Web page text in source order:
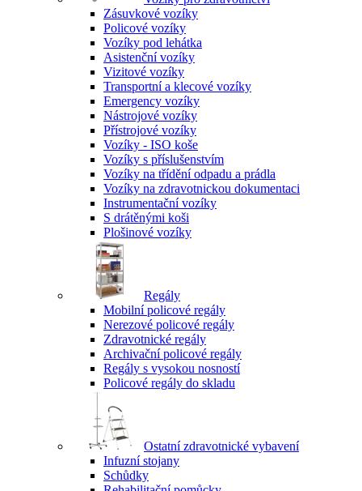
Zásuvkové vozíky
Policové vozíky
Vozíky pod lehátka
Asistenční vozíky
Vizitové vozíky
Transportní a klecové vozíky
Emergency vozíky
Nástrojové vozíky
Přístrojové vozíky
Vozíky - ISO koše
Vozíky s příslušenstvím
Vozíky na třídění odpadu a prádla
Vozíky na zdravotnickou dokumentaci
Instrumentační vozíky
S drátěnými koši
Plošinové vozíky
Regály
Mobilní policové regály
Nerezové policové regály
Zdravotnické regály
Archivační policové regály
Regály s vysokou nosností
Policové regály do skladu
Ostatní zdravotnické vybavení
Infuzní stojany
Schůdky